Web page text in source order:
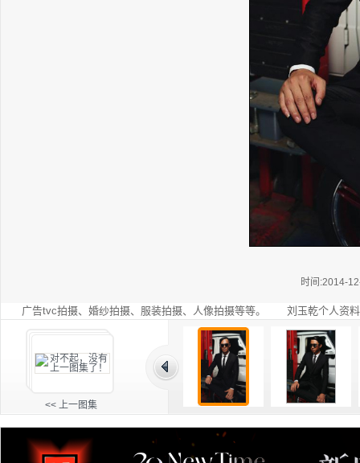
时间:2014-
广告tvc拍摄、婚纱拍摄、服装拍摄、人像拍摄等等。 刘玉乾个人资
<< 上一图集